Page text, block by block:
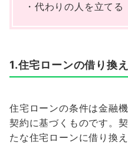
・代わりの人を立てる
1.住宅ローンの借り換え
住宅ローンの条件は金融
契約に基づくものです。
たな住宅ローンに借り換